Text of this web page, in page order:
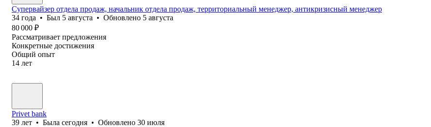
Супервайзер отдела продаж, начальник отдела продаж, территориальный менеджер, антикризисный менеджер
34 года • Был 5 августа • Обновлено 5 августа
80 000 ₽
Рассматривает предложения
Конкретные достижения
Общий опыт
14 лет
Privet bank
39 лет • Была сегодня • Обновлено 30 июля